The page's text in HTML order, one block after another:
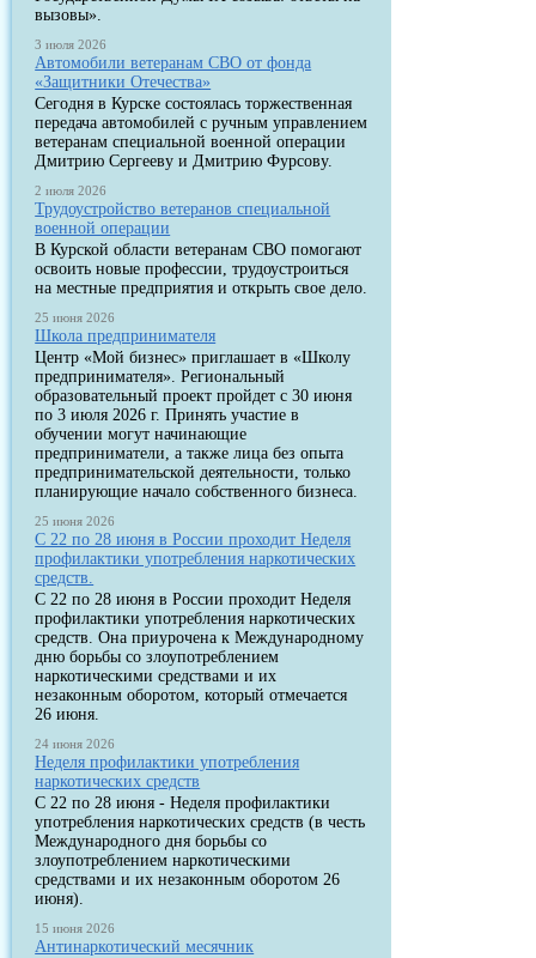
вызовы».
3 июля 2026
Автомобили ветеранам СВО от фонда
«Защитники Отечества»
Сегодня в Курске состоялась торжественная
передача автомобилей с ручным управлением
ветеранам специальной военной операции
Дмитрию Сергееву и Дмитрию Фурсову.
2 июля 2026
Трудоустройство ветеранов специальной
военной операции
В Курской области ветеранам СВО помогают
освоить новые профессии, трудоустроиться
на местные предприятия и открыть свое дело.
25 июня 2026
Школа предпринимателя
Центр «Мой бизнес» приглашает в «Школу
предпринимателя». Региональный
образовательный проект пройдет с 30 июня
по 3 июля 2026 г. Принять участие в
обучении могут начинающие
предприниматели, а также лица без опыта
предпринимательской деятельности, только
планирующие начало собственного бизнеса.
25 июня 2026
С 22 по 28 июня в России проходит Неделя
профилактики употребления наркотических
средств.
С 22 по 28 июня в России проходит Неделя
профилактики употребления наркотических
средств. Она приурочена к Международному
дню борьбы со злоупотреблением
наркотическими средствами и их
незаконным оборотом, который отмечается
26 июня.
24 июня 2026
Неделя профилактики употребления
наркотических средств
С 22 по 28 июня - Неделя профилактики
употребления наркотических средств (в честь
Международного дня борьбы со
злоупотреблением наркотическими
средствами и их незаконным оборотом 26
июня).
15 июня 2026
Антинаркотический месячник